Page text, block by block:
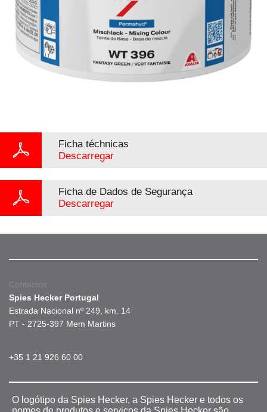
Ficha téchnicas
Descarregar
Ficha de Dados de Segurança
Descarregar
Contactos
Spies Hecker Portugal
Estrada Nacional nº 249, km. 14
PT - 2725-397 Mem Martins
+35 1 21 926 60 00
O logótipo da Spies Hecker, a Spies Hecker e todos os